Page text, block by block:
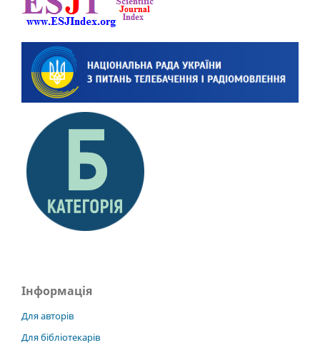
Інформація
Для авторів
Для бібліотекарів